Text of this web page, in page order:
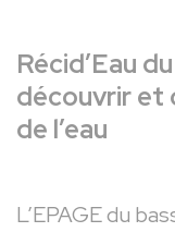
Récid’Eau
découvrir et
de l’eau
L’EPAGE du